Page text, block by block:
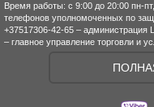
Время работы: с 9:00 до 20:00 пн-
телефонов уполномоченных по
+37517306-42-65 – администрация
– главное управление торговли и